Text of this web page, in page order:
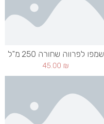
שמפו לפרווה שחורה 250 מ"ל
45.00 ₪